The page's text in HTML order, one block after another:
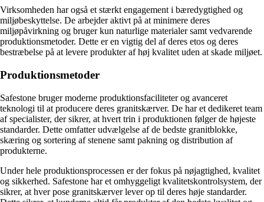
Virksomheden har også et stærkt engagement i bæredygtighed og
miljøbeskyttelse. De arbejder aktivt på at minimere deres
miljøpåvirkning og bruger kun naturlige materialer samt vedvarende
produktionsmetoder. Dette er en vigtig del af deres etos og deres
bestræbelse på at levere produkter af høj kvalitet uden at skade miljøet.
Produktionsmetoder
Safestone bruger moderne produktionsfaciliteter og avanceret
teknologi til at producere deres granitskærver. De har et dedikeret team
af specialister, der sikrer, at hvert trin i produktionen følger de højeste
standarder. Dette omfatter udvælgelse af de bedste granitblokke,
skæring og sortering af stenene samt pakning og distribution af
produkterne.
Under hele produktionsprocessen er der fokus på nøjagtighed, kvalitet
og sikkerhed. Safestone har et omhyggeligt kvalitetskontrolsystem, der
sikrer, at hver pose granitskærver lever op til deres høje standarder.